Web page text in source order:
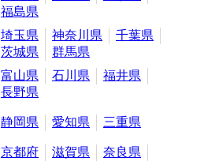
福島県
埼玉県 神奈川県
千葉県
茨城県 群馬県
富山県 石川県
福井県
長野県
静岡県 愛知県 三重県
京都府 滋賀県 奈良県